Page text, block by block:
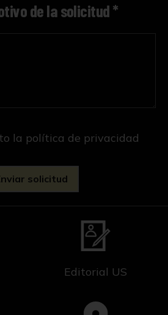
de la solicitud *
la política de privacidad
Editorial US